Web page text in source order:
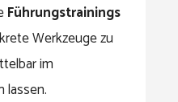
Führungstrainings
Werkzeuge zu
im
lassen.